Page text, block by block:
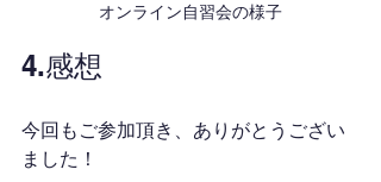
オンライン自習会の様子
4.感想
今回もご参加頂き、ありがとうござい
ました！